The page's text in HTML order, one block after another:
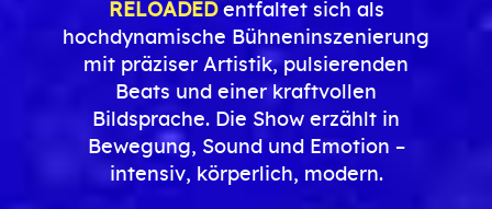
RELOADEDentfaltet sich als
hochdynamische Bühneninszenierung
mit präziser Artistik, pulsierenden
Beats und einer kraftvollen
Bildsprache. Die Show erzählt in
Bewegung, Sound und Emotion –
intensiv, körperlich, modern.